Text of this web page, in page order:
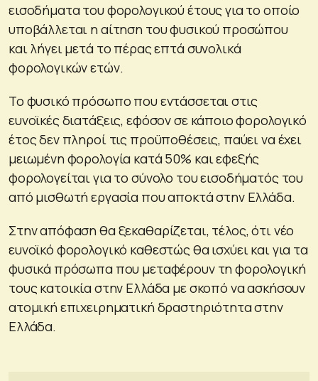
εισοδήματα του φορολογικού έτους για το οποίο
υποβάλλεται η αίτηση του φυσικού προσώπου
και λήγει μετά το πέρας επτά συνολικά
φορολογικών ετών.
Το φυσικό πρόσωπο που εντάσσεται στις
ευνοϊκές διατάξεις, εφόσον σε κάποιο φορολογικό
έτος δεν πληροί τις προϋποθέσεις, παύει να έχει
μειωμένη φορολογία κατά 50% και εφεξής
φορολογείται για το σύνολο του εισοδήματός του
από μισθωτή εργασία που αποκτά στην Ελλάδα.
Στην απόφαση θα ξεκαθαρίζεται, τέλος, ότι νέο
ευνοϊκό φορολογικό καθεστώς θα ισχύει και για τα
φυσικά πρόσωπα που μεταφέρουν τη φορολογική
τους κατοικία στην Ελλάδα με σκοπό να ασκήσουν
ατομική επιχειρηματική δραστηριότητα στην
Ελλάδα.